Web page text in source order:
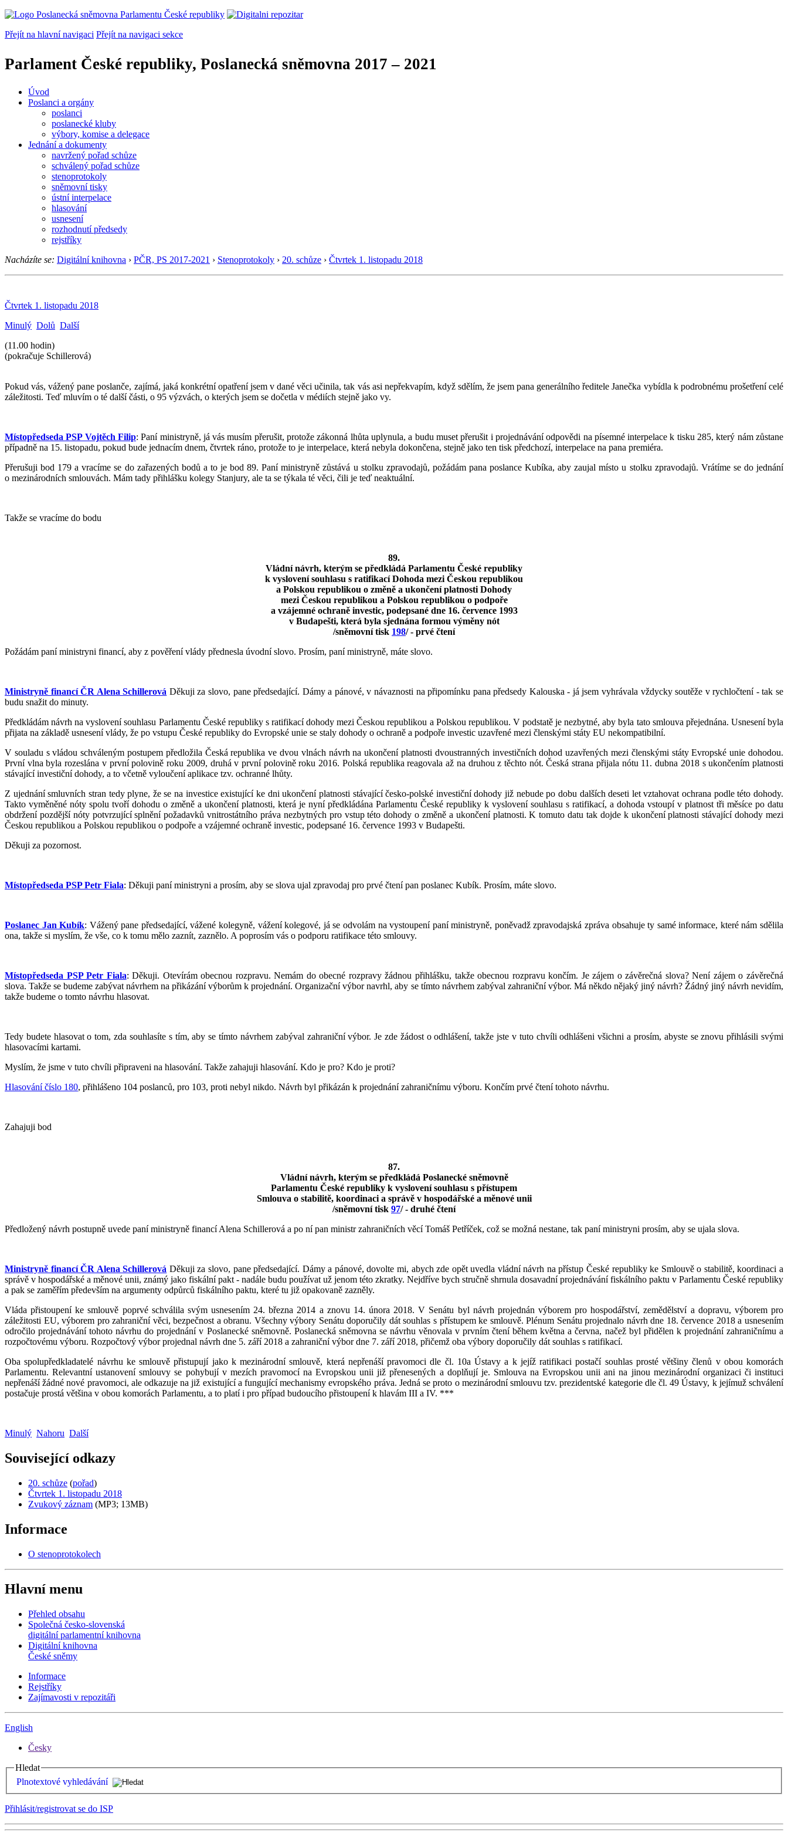
Přejít na hlavní navigaci Přejít na navigaci sekce
Parlament České republiky, Poslanecká sněmovna 2017 – 2021
Úvod
Poslanci a orgány
poslanci
poslanecké kluby
výbory, komise a delegace
Jednání a dokumenty
navržený pořad schůze
schválený pořad schůze
stenoprotokoly
sněmovní tisky
ústní interpelace
hlasování
usnesení
rozhodnutí předsedy
rejstříky
Nacházíte se: Digitální knihovna › PČR, PS 2017-2021 › Stenoprotokoly › 20. schůze › Čtvrtek 1. listopadu 2018
Čtvrtek 1. listopadu 2018
Minulý Dolů Další
(11.00 hodin)
(pokračuje Schillerová)
Pokud vás, vážený pane poslanče, zajímá, jaká konkrétní opatření jsem v dané věci učinila, tak vás asi nepřekvapím, když sdělím, že jsem pana generálního ředitele Janečka vybídla k podrobnému prošetření celé
záležitosti. Teď mluvím o té další části, o 95 výzvách, o kterých jsem se dočetla v médiích stejně jako vy.
Místopředseda PSP Vojtěch Filip: Paní ministryně, já vás musím přerušit, protože zákonná lhůta uplynula, a budu muset přerušit i projednávání odpovědi na písemné interpelace k tisku 285, který nám zůstane
případně na 15. listopadu, pokud bude jednacím dnem, čtvrtek ráno, protože to je interpelace, která nebyla dokončena, stejně jako ten tisk předchozí, interpelace na pana premiéra.
Přerušuji bod 179 a vracíme se do zařazených bodů a to je bod 89. Paní ministryně zůstává u stolku zpravodajů, požádám pana poslance Kubíka, aby zaujal místo u stolku zpravodajů. Vrátíme se do jednání
o mezinárodních smlouvách. Mám tady přihlášku kolegy Stanjury, ale ta se týkala té věci, čili je teď neaktuální.
Takže se vracíme do bodu
89.
Vládní návrh, kterým se předkládá Parlamentu České republiky
k vyslovení souhlasu s ratifikací Dohoda mezi Českou republikou
a Polskou republikou o změně a ukončení platnosti Dohody
mezi Českou republikou a Polskou republikou o podpoře
a vzájemné ochraně investic, podepsané dne 16. července 1993
v Budapešti, která byla sjednána formou výměny nót
/sněmovní tisk 198/ - prvé čtení
Požádám paní ministryni financí, aby z pověření vlády přednesla úvodní slovo. Prosím, paní ministryně, máte slovo.
Ministryně financí ČR Alena Schillerová Děkuji za slovo, pane předsedající. Dámy a pánové, v návaznosti na připomínku pana předsedy Kalouska - já jsem vyhrávala vždycky soutěže v rychločtení - tak se
budu snažit do minuty.
Předkládám návrh na vyslovení souhlasu Parlamentu České republiky s ratifikací dohody mezi Českou republikou a Polskou republikou. V podstatě je nezbytné, aby byla tato smlouva přejednána. Usnesení byla
přijata na základě usnesení vlády, že po vstupu České republiky do Evropské unie se staly dohody o ochraně a podpoře investic uzavřené mezi členskými státy EU nekompatibilní.
V souladu s vládou schváleným postupem předložila Česká republika ve dvou vlnách návrh na ukončení platnosti dvoustranných investičních dohod uzavřených mezi členskými státy Evropské unie dohodou.
První vlna byla rozeslána v první polovině roku 2009, druhá v první polovině roku 2016. Polská republika reagovala až na druhou z těchto nót. Česká strana přijala nótu 11. dubna 2018 s ukončením platnosti
stávající investiční dohody, a to včetně vyloučení aplikace tzv. ochranné lhůty.
Z ujednání smluvních stran tedy plyne, že se na investice existující ke dni ukončení platnosti stávající česko-polské investiční dohody již nebude po dobu dalších deseti let vztahovat ochrana podle této dohody.
Takto vyměněné nóty spolu tvoří dohodu o změně a ukončení platnosti, která je nyní předkládána Parlamentu České republiky k vyslovení souhlasu s ratifikací, a dohoda vstoupí v platnost tři měsíce po datu
obdržení pozdější nóty potvrzující splnění požadavků vnitrostátního práva nezbytných pro vstup této dohody o změně a ukončení platnosti. K tomuto datu tak dojde k ukončení platnosti stávající dohody mezi
Českou republikou a Polskou republikou o podpoře a vzájemné ochraně investic, podepsané 16. července 1993 v Budapešti.
Děkuji za pozornost.
Místopředseda PSP Petr Fiala: Děkuji paní ministryni a prosím, aby se slova ujal zpravodaj pro prvé čtení pan poslanec Kubík. Prosím, máte slovo.
Poslanec Jan Kubík: Vážený pane předsedající, vážené kolegyně, vážení kolegové, já se odvolám na vystoupení paní ministryně, poněvadž zpravodajská zpráva obsahuje ty samé informace, které nám sdělila
ona, takže si myslím, že vše, co k tomu mělo zaznít, zaznělo. A poprosím vás o podporu ratifikace této smlouvy.
Místopředseda PSP Petr Fiala: Děkuji. Otevírám obecnou rozpravu. Nemám do obecné rozpravy žádnou přihlášku, takže obecnou rozpravu končím. Je zájem o závěrečná slova? Není zájem o závěrečná
slova. Takže se budeme zabývat návrhem na přikázání výborům k projednání. Organizační výbor navrhl, aby se tímto návrhem zabýval zahraniční výbor. Má někdo nějaký jiný návrh? Žádný jiný návrh nevidím,
takže budeme o tomto návrhu hlasovat.
Tedy budete hlasovat o tom, zda souhlasíte s tím, aby se tímto návrhem zabýval zahraniční výbor. Je zde žádost o odhlášení, takže jste v tuto chvíli odhlášeni všichni a prosím, abyste se znovu přihlásili svými
hlasovacími kartami.
Myslím, že jsme v tuto chvíli připraveni na hlasování. Takže zahajuji hlasování. Kdo je pro? Kdo je proti?
Hlasování číslo 180, přihlášeno 104 poslanců, pro 103, proti nebyl nikdo. Návrh byl přikázán k projednání zahraničnímu výboru. Končím prvé čtení tohoto návrhu.
Zahajuji bod
87.
Vládní návrh, kterým se předkládá Poslanecké sněmovně
Parlamentu České republiky k vyslovení souhlasu s přístupem
Smlouva o stabilitě, koordinaci a správě v hospodářské a měnové unii
/sněmovní tisk 97/ - druhé čtení
Předložený návrh postupně uvede paní ministryně financí Alena Schillerová a po ní pan ministr zahraničních věcí Tomáš Petříček, což se možná nestane, tak paní ministryni prosím, aby se ujala slova.
Ministryně financí ČR Alena Schillerová Děkuji za slovo, pane předsedající. Dámy a pánové, dovolte mi, abych zde opět uvedla vládní návrh na přístup České republiky ke Smlouvě o stabilitě, koordinaci a
správě v hospodářské a měnové unii, známý jako fiskální pakt - nadále budu používat už jenom této zkratky. Nejdříve bych stručně shrnula dosavadní projednávání fiskálního paktu v Parlamentu České republiky
a pak se zaměřím především na argumenty odpůrců fiskálního paktu, které tu již opakovaně zazněly.
Vláda přistoupení ke smlouvě poprvé schválila svým usnesením 24. března 2014 a znovu 14. února 2018. V Senátu byl návrh projednán výborem pro hospodářství, zemědělství a dopravu, výborem pro
záležitosti EU, výborem pro zahraniční věci, bezpečnost a obranu. Všechny výbory Senátu doporučily dát souhlas s přístupem ke smlouvě. Plénum Senátu projednalo návrh dne 18. července 2018 a usnesením
odročilo projednávání tohoto návrhu do projednání v Poslanecké sněmovně. Poslanecká sněmovna se návrhu věnovala v prvním čtení během května a června, načež byl přidělen k projednání zahraničnímu a
rozpočtovému výboru. Rozpočtový výbor projednal návrh dne 5. září 2018 a zahraniční výbor dne 7. září 2018, přičemž oba výbory doporučily dát souhlas s ratifikací.
Oba spolupředkladatelé návrhu ke smlouvě přistupují jako k mezinárodní smlouvě, která nepřenáší pravomoci dle čl. 10a Ústavy a k jejíž ratifikaci postačí souhlas prosté většiny členů v obou komorách
Parlamentu. Relevantní ustanovení smlouvy se pohybují v mezích pravomocí na Evropskou unii již přenesených a doplňují je. Smlouva na Evropskou unii ani na jinou mezinárodní organizaci či instituci
nepřenáší žádné nové pravomoci, ale odkazuje na již existující a fungující mechanismy evropského práva. Jedná se proto o mezinárodní smlouvu tzv. prezidentské kategorie dle čl. 49 Ústavy, k jejímuž schválení
postačuje prostá většina v obou komorách Parlamentu, a to platí i pro případ budoucího přistoupení k hlavám III a IV. ***
Minulý Nahoru Další
Související odkazy
20. schůze (pořad)
Čtvrtek 1. listopadu 2018
Zvukový záznam (MP3; 13MB)
Informace
O stenoprotokolech
Hlavní menu
Přehled obsahu
Společná česko-slovenská
digitální parlamentní knihovna
Digitální knihovna
České sněmy
Informace
Rejstříky
Zajímavosti v repozitáři
English
Česky
Hledat
Plnotextové vyhledávání
Přihlásit/registrovat se do ISP